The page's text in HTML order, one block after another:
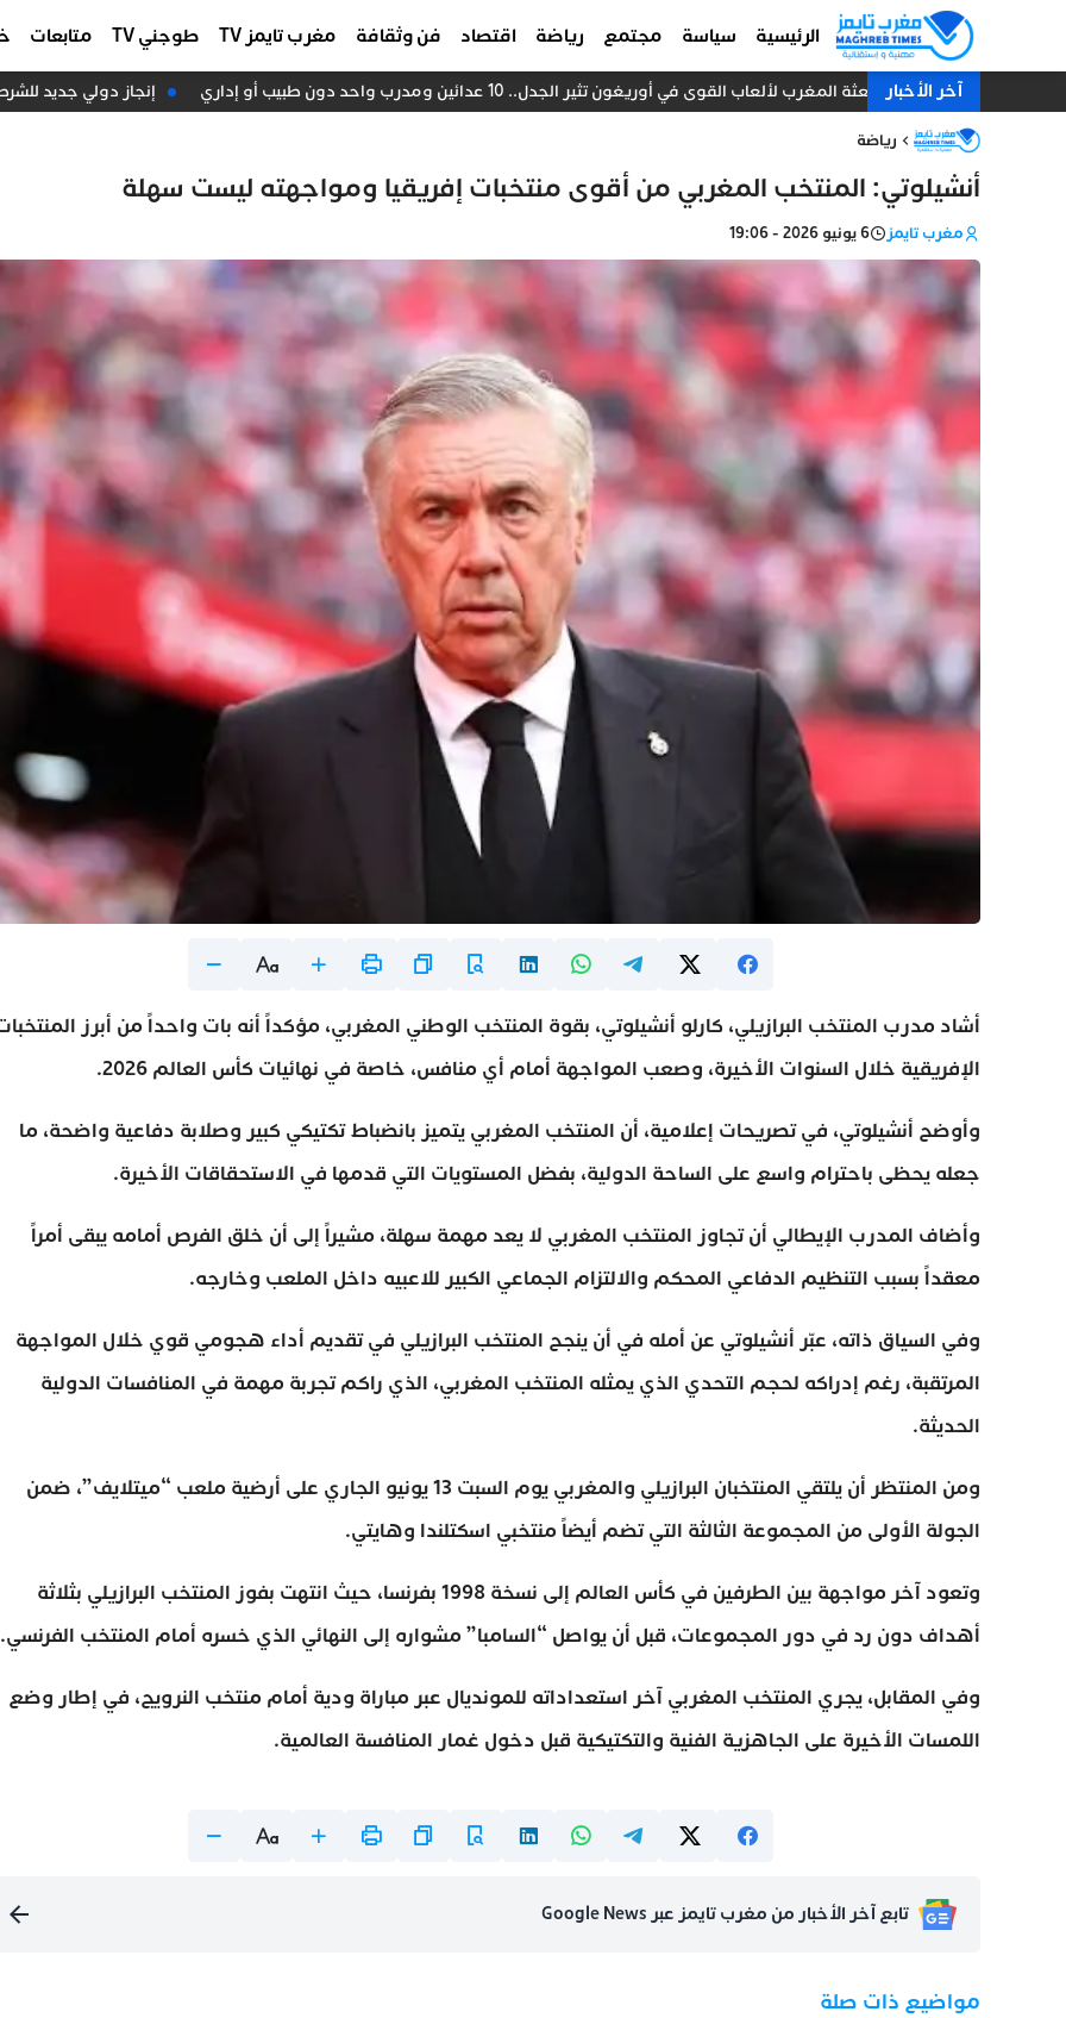
الرئيسية سياسة مجتمع رياضة اقتصاد فن وثقافة مغرب تايمز TV طوجني TV متابعات
آخر الأخبار بعثة المغرب لألعاب القوى في أوريغون تثير الجدل.. 10 عدائين ومدرب واحد دون طبيب أو إداري إنجاز دولي جديد
رياضة
أنشيلوتي: المنتخب المغربي من أقوى منتخبات إفريقيا ومواجهته ليست سهلة
مغرب تايمز 6 يونيو 2026 - 19:06
أشاد مدرب المنتخب البرازيلي، كارلو أنشيلوتي، بقوة المنتخب الوطني المغربي، مؤكداً أنه بات واحداً من أبرز
الإفريقية خلال السنوات الأخيرة، وصعب المواجهة أمام أي منافس، خاصة في نهائيات كأس العالم 2026.
وأوضح أنشيلوتي، في تصريحات إعلامية، أن المنتخب المغربي يتميز بانضباط تكتيكي كبير وصلابة دفاعية واضحة، ما
جعله يحظى باحترام واسع على الساحة الدولية، بفضل المستويات التي قدمها في الاستحقاقات الأخيرة.
وأضاف المدرب الإيطالي أن تجاوز المنتخب المغربي لا يعد مهمة سهلة، مشيراً إلى أن خلق الفرص أمامه يبقى أمراً
معقداً بسبب التنظيم الدفاعي المحكم والالتزام الجماعي الكبير للاعبيه داخل الملعب وخارجه.
وفي السياق ذاته، عبّر أنشيلوتي عن أمله في أن ينجح المنتخب البرازيلي في تقديم أداء هجومي قوي خلال المواجهة
المرتقبة، رغم إدراكه لحجم التحدي الذي يمثله المنتخب المغربي، الذي راكم تجربة مهمة في المنافسات الدولية
الحديثة.
ومن المنتظر أن يلتقي المنتخبان البرازيلي والمغربي يوم السبت 13 يونيو الجاري على أرضية ملعب “ميتلايف”، ضمن
الجولة الأولى من المجموعة الثالثة التي تضم أيضاً منتخبي اسكتلندا وهايتي.
وتعود آخر مواجهة بين الطرفين في كأس العالم إلى نسخة 1998 بفرنسا، حيث انتهت بفوز المنتخب البرازيلي بثلاثة
أهداف دون رد في دور المجموعات، قبل أن يواصل “السامبا” مشواره إلى النهائي الذي خسره أمام المنتخب الفرنسي.
وفي المقابل، يجري المنتخب المغربي آخر استعداداته للمونديال عبر مباراة ودية أمام منتخب النرويج، في إطار وضع
اللمسات الأخيرة على الجاهزية الفنية والتكتيكية قبل دخول غمار المنافسة العالمية.
تابع آخر الأخبار من مغرب تايمز عبر Google News
مواضيع ذات صلة